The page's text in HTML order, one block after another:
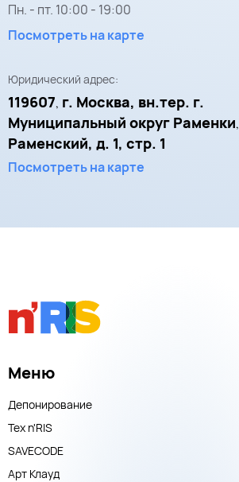
Пн. - пт. 10:00 - 19:00
Посмотреть на карте
Юридический адрес:
119607, г. Москва, вн.тер. г.
Муниципальный округ Раменки,
Раменский, д. 1, стр. 1
Посмотреть на карте
Меню
Депонирование
Тех n'RIS
SAVECODE
Арт Клауд